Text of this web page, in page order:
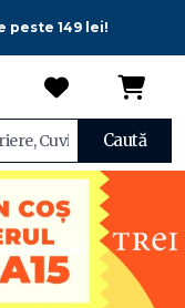
peste 149 lei!
Caută